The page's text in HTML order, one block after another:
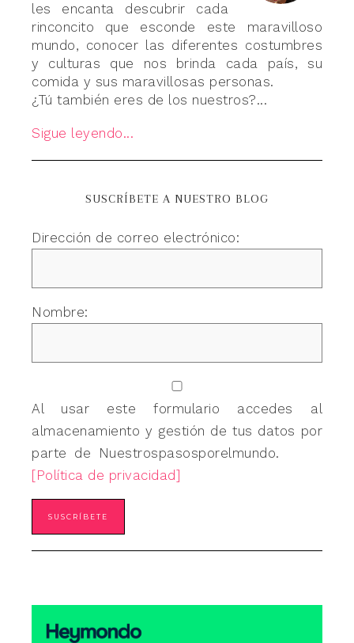
les encanta descubrir cada
rinconcito que esconde este maravilloso
mundo, conocer las diferentes costumbres
y culturas que nos brinda cada país, su
comida y sus maravillosas personas.
¿Tú también eres de los nuestros?...
Sigue leyendo...
SUSCRÍBETE A NUESTRO BLOG
Dirección de correo electrónico:
Nombre:
Al usar este formulario accedes al
almacenamiento y gestión de tus datos por
parte de Nuestrospasosporelmundo.
[Política de privacidad]